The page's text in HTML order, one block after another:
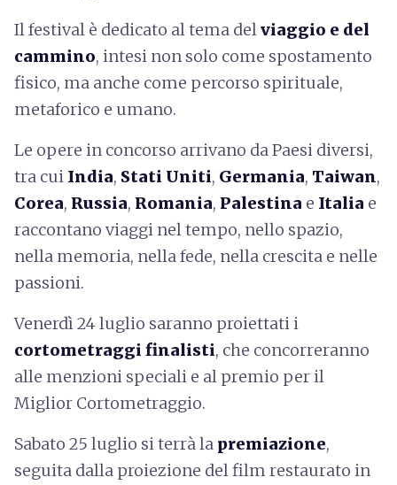
Il festival è dedicato al tema delviaggio e del
cammino, intesi non solo come spostamento
fisico, ma anche come percorso spirituale,
metaforico e umano.
Le opere in concorso arrivano da Paesi diversi,
tra cui India, Stati Uniti, Germania, Taiwan,
Corea, Russia, Romania, Palestina e Italia e
raccontano viaggi nel tempo, nello spazio,
nella memoria, nella fede, nella crescita e nelle
passioni.
Venerdì 24 luglio saranno proiettati i
cortometraggi finalisti, che concorreranno
alle menzioni speciali e al premio per il
Miglior Cortometraggio.
Sabato 25 luglio si terrà la premiazione,
seguita dalla proiezione del film restaurato in